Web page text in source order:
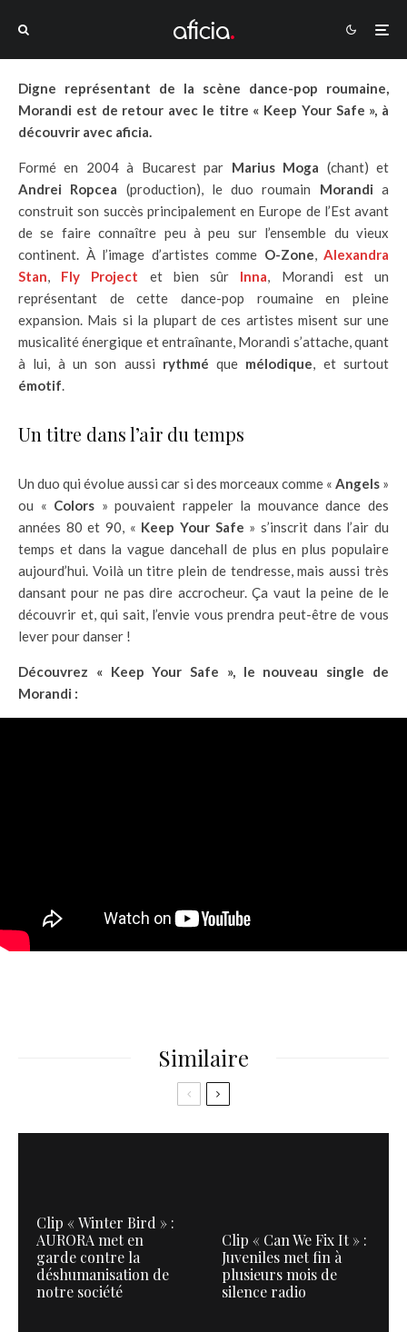
Digne représentant de la scène dance-pop roumaine,
Morandi est de retour avec le titre « Keep Your Safe », à
découvrir avec aficia.
Formé en 2004 à Bucarest par Marius Moga (chant) et
Andrei Ropcea (production), le duo roumain Morandi a
construit son succès principalement en Europe de l’Est avant
de se faire connaître peu à peu sur l’ensemble du vieux
continent. À l’image d’artistes comme O-Zone, Alexandra
Stan, Fly Project et bien sûr Inna, Morandi est un
représentant de cette dance-pop roumaine en pleine
expansion. Mais si la plupart de ces artistes misent sur une
musicalité énergique et entraînante, Morandi s’attache, quant
à lui, à un son aussi rythmé que mélodique, et surtout
émotif.
Un titre dans l’air du temps
Un duo qui évolue aussi car si des morceaux comme « Angels»
ou « Colors » pouvaient rappeler la mouvance dance des
années 80 et 90, « Keep Your Safe » s’inscrit dans l’air du
temps et dans la vague dancehall de plus en plus populaire
aujourd’hui. Voilà un titre plein de tendresse, mais aussi très
dansant pour ne pas dire accrocheur. Ça vaut la peine de le
découvrir et, qui sait, l’envie vous prendra peut-être de vous
lever pour danser !
Découvrez « Keep Your Safe », le nouveau single de
Morandi :
Similaire
Clip « Winter Bird » :
AURORA met en
garde contre la
déshumanisation de
notre société
Clip « Can We Fix It » :
Juveniles met fin à
plusieurs mois de
silence radio